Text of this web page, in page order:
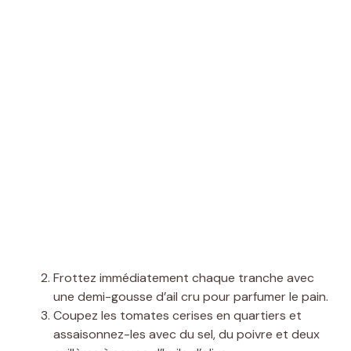
Frottez immédiatement chaque tranche avec
une demi-gousse d’ail cru pour parfumer le pain.
Coupez les tomates cerises en quartiers et
assaisonnez-les avec du sel, du poivre et deux